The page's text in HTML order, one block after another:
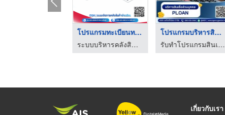
โปรแกรมทะเบียนทรัพย์ ...
ระบบบริหารคลังสินค้า wms
โปรแกรมบริหารสินเชื่ ...
รับทำโปรแกรมสินเชื่อ - Agencygenius
เกี่ยวกับเรา